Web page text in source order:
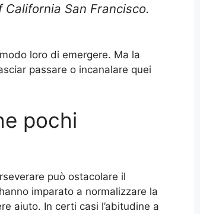
San Francisco.
loro di emergere. Ma la
passare o incanalare quei
pochi
può ostacolare il
imparato a normalizzare la
aiuto. In certi casi l’abitudine a